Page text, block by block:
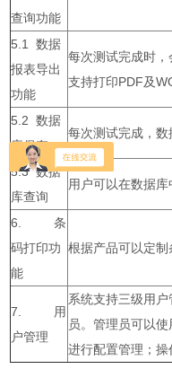
查询功能
5.1 数据
报表导出
功能
每次测试完成时，
支持打印PDF及
5.2 数据
库保存
每次测试完成，数
5.3 数据
库查询
用户可以在数据库
6. 条
码打印功
能
根据产品可以定制
7. 用
户管理
系统支持三级用
员。管理员可以
进行配置管理；操